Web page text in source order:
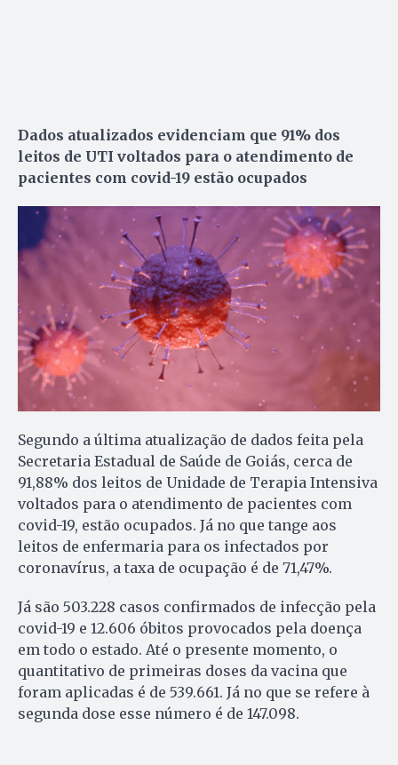
Dados atualizados evidenciam que 91% dos
leitos de UTI voltados para o atendimento de
pacientes com covid-19 estão ocupados
Segundo a última atualização de dados feita pela
Secretaria Estadual de Saúde de Goiás, cerca de
91,88% dos leitos de Unidade de Terapia Intensiva
voltados para o atendimento de pacientes com
covid-19, estão ocupados. Já no que tange aos
leitos de enfermaria para os infectados por
coronavírus, a taxa de ocupação é de 71,47%.
Já são 503.228 casos confirmados de infecção pela
covid-19 e 12.606 óbitos provocados pela doença
em todo o estado. Até o presente momento, o
quantitativo de primeiras doses da vacina que
foram aplicadas é de 539.661. Já no que se refere à
segunda dose esse número é de 147.098.